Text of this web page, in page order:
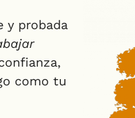
y probada
como tu